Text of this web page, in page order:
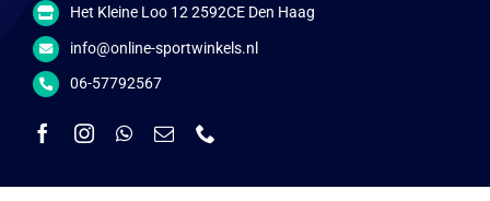
Het Kleine Loo 12 2592CE Den Haag
info@online-sportwinkels.nl
06-57792567